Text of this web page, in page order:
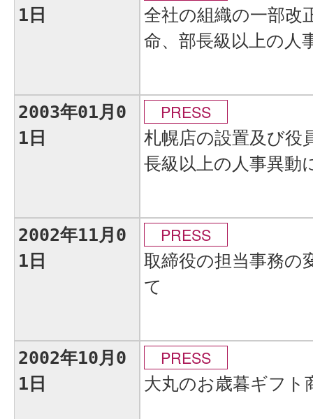
1日
全社の組織の一部改
命、部長級以上の人
2003年01月0
1日
PRESS
札幌店の設置及び役
長級以上の人事異動
2002年11月0
1日
PRESS
取締役の担当事務の
て
2002年10月0
1日
PRESS
大丸のお歳暮ギフト